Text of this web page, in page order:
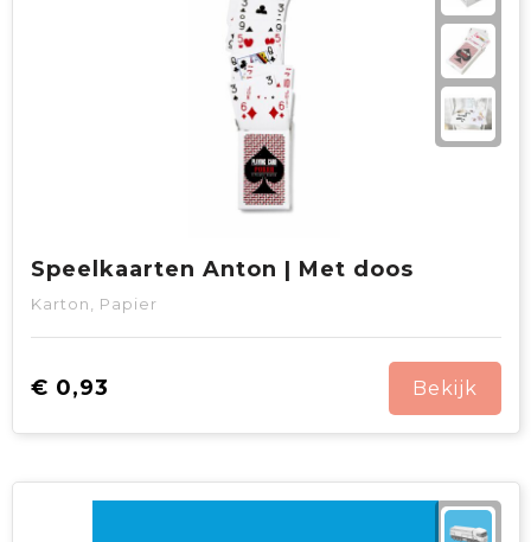
Speelkaarten Anton | Met doos
Karton, Papier
€ 0,93 Bekijk